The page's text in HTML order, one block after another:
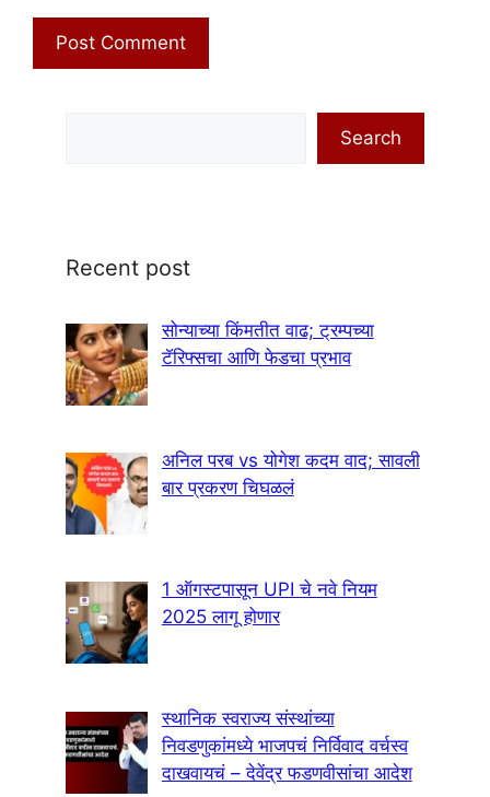
Search
Recent post
सोन्याच्या किंमतीत वाढ; ट्रम्पच्या
टॅरिफ्सचा आणि फेडचा प्रभाव
अनिल परब vs योगेश कदम वाद; सावली
बार प्रकरण चिघळलं
1 ऑगस्टपासून UPI चे नवे नियम
2025 लागू होणार
स्थानिक स्वराज्य संस्थांच्या
निवडणुकांमध्ये भाजपचं निर्विवाद वर्चस्व
दाखवायचं – देवेंद्र फडणवीसांचा आदेश